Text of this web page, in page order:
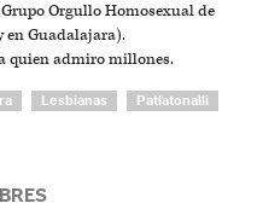
Orgullo Homosexual de
en Guadalajara).
quien admiro millones.
Lesbianas Patlatonalli